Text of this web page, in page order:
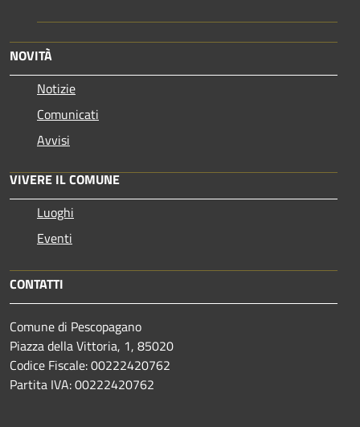
NOVITÀ
Notizie
Comunicati
Avvisi
VIVERE IL COMUNE
Luoghi
Eventi
CONTATTI
Comune di Pescopagano
Piazza della Vittoria, 1, 85020
Codice Fiscale: 00222420762
Partita IVA: 00222420762